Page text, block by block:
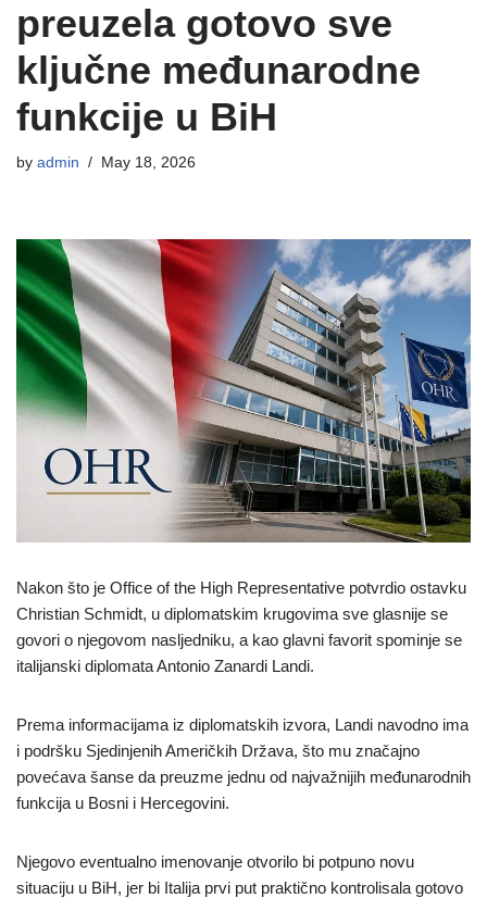
preuzela gotovo sve
ključne međunarodne
funkcije u BiH
by admin May 18, 2026
Nakon što je Office of the High Representative potvrdio ostavku
Christian Schmidt, u diplomatskim krugovima sve glasnije se
govori o njegovom nasljedniku, a kao glavni favorit spominje se
italijanski diplomata Antonio Zanardi Landi.
Prema informacijama iz diplomatskih izvora, Landi navodno ima
i podršku Sjedinjenih Američkih Država, što mu značajno
povećava šanse da preuzme jednu od najvažnijih međunarodnih
funkcija u Bosni i Hercegovini.
Njegovo eventualno imenovanje otvorilo bi potpuno novu
situaciju u BiH, jer bi Italija prvi put praktično kontrolisala gotovo